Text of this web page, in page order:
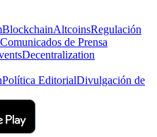
BlockchainAltcoinsRegulación
Comunicados de Prensa
Decentralization
Política EditorialDivulgación de